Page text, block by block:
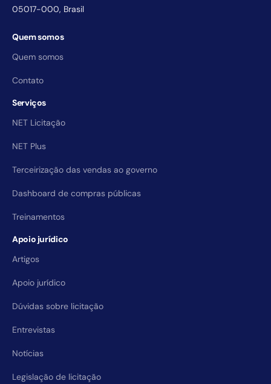
05017-000, Brasil
Quem somos
Quem somos
Contato
Serviços
NET Licitação
NET Plus
Terceirização das vendas ao governo
Dashboard de compras públicas
Treinamentos
Apoio jurídico
Artigos
Apoio jurídico
Dúvidas sobre licitação
Entrevistas
Notícias
Legislação de licitação